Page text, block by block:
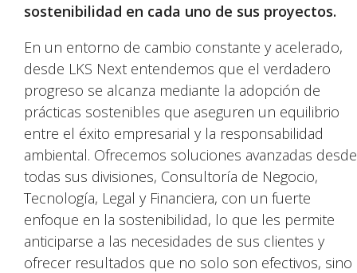
sostenibilidad en cada uno de sus proyectos.
En un entorno de cambio constante y acelerado,
desde LKS Next entendemos que el verdadero
progreso se alcanza mediante la adopción de
prácticas sostenibles que aseguren un equilibrio
entre el éxito empresarial y la responsabilidad
ambiental. Ofrecemos soluciones avanzadas desde
todas sus divisiones, Consultoría de Negocio,
Tecnología, Legal y Financiera, con un fuerte
enfoque en la sostenibilidad, lo que les permite
anticiparse a las necesidades de sus clientes y
ofrecer resultados que no solo son efectivos, sino